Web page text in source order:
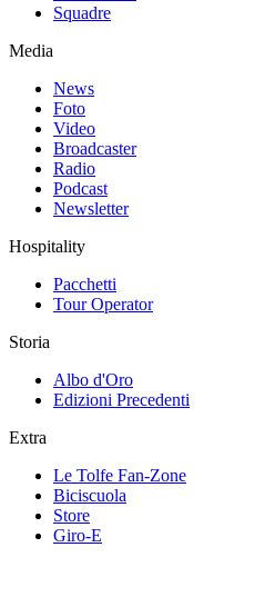
Squadre
Media
News
Foto
Video
Broadcaster
Radio
Podcast
Newsletter
Hospitality
Pacchetti
Tour Operator
Storia
Albo d'Oro
Edizioni Precedenti
Extra
Le Tolfe Fan-Zone
Biciscuola
Store
Giro-E